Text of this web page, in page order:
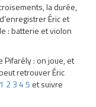
la durée,
Éric et
: batterie et violon
Pifarély : on joue, et
retrouver Éric
1 2345 et suivre